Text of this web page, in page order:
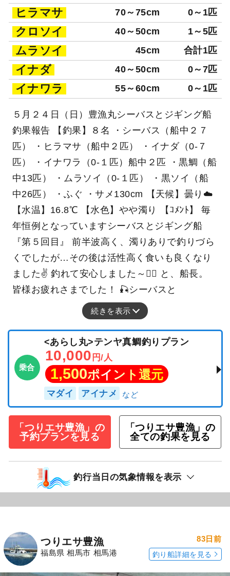
ヒラマサ 70～75cm 0～1匹
クロソイ 40～50cm 1～5匹
ムラソイ 45cm 合計1匹
イナダ 40～50cm 0～7匹
イナワラ 55～60cm 0～1匹
５月２４日（日）豊漁丸シーバスとジギング船
釣果報告 【釣果】８名 ・シーバス（船中２７
匹） ・ヒラマサ（船中２匹） ・イナダ（0-７
匹） ・イナワラ（0-１匹）船中２匹 ・黒鯛（船
中13匹） ・ムラソイ（0-１匹） ・黒ソイ（船
中26匹） ・ふぐ ・サメ130cm 【天候】曇り☁️
【水温】16.8℃ 【水色】やや濁り 【ｺﾒﾝﾄ】 毎
年恒例となっていますシーバスとジギング船
『第５回目』 前半波高く、濁りありで釣りづら
くでしたが…その後は活性高く食いも良くなり
ました✌️ 釣れて安心しました～😮‍💨 と、船長。
皆様お疲れさまでした！ 🎣シーバスと
続きを表示
乗合
<あらし丸>テンヤ真鯛釣りプラン
10,000 円/人
1,500ポイント還元
マダイ アイナメ
「つりエサ豊漁」の
予約プランを見る
「つりエサ豊漁」の
全ての釣果を見る
釣行当日の気象情報を表示
つりエサ豊漁
福島県 相馬市 相馬港
83日前
釣り船詳細を見る